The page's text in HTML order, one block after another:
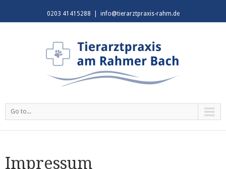
0203 41415288 info@tierarztpraxis-rahm.de
Go to...
Impressum